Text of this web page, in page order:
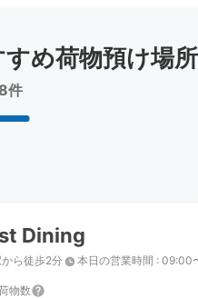
Press
the
for
changing
dates.
the
dates.
め荷物預け場所
件
Dining
ら徒歩2分 本日の営業時間 : 09:00
物数